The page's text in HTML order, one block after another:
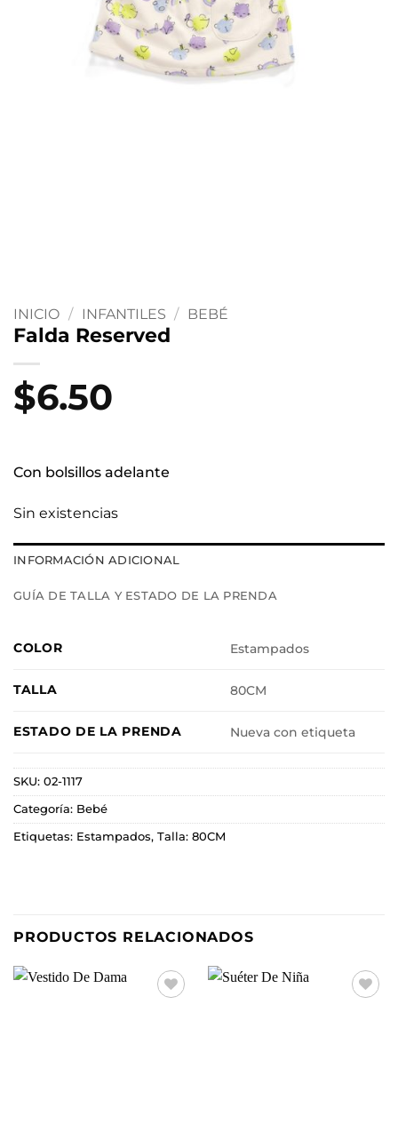
INICIO / INFANTILES / BEBÉ
Falda Reserved
$6.50
Con bolsillos adelante
Sin existencias
INFORMACIÓN ADICIONAL
GUÍA DE TALLA Y ESTADO DE LA PRENDA
COLOR Estampados
TALLA 80CM
ESTADO DE LA PRENDA Nueva con etiqueta
SKU: 02-1117
Categoría: Bebé
Etiquetas: Estampados, Talla: 80CM
PRODUCTOS RELACIONADOS